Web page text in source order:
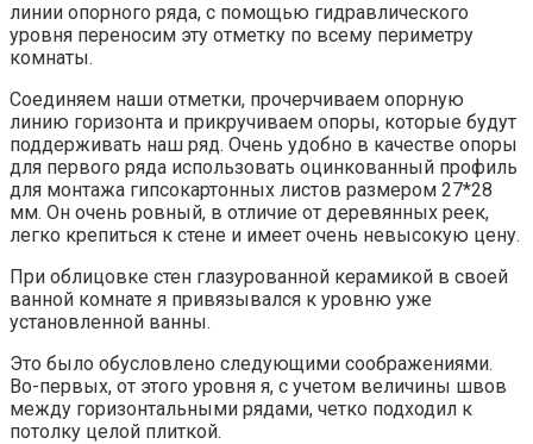
линии опорного ряда, с помощью гидравлического
уровня переносим эту отметку по всему периметру
комнаты.
Соединяем наши отметки, прочерчиваем опорную
линию горизонта и прикручиваем опоры, которые будут
поддерживать наш ряд. Очень удобно в качестве опоры
для первого ряда использовать оцинкованный профиль
для монтажа гипсокартонных листов размером 27*28
мм. Он очень ровный, в отличие от деревянных реек,
легко крепиться к стене и имеет очень невысокую цену.
При облицовке стен глазурованной керамикой в своей
ванной комнате я привязывался к уровню уже
установленной ванны.
Это было обусловлено следующими соображениями.
Во-первых, от этого уровня я, с учетом величины швов
между горизонтальными рядами, четко подходил к
потолку целой плиткой.